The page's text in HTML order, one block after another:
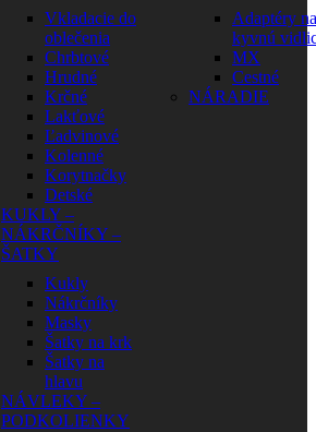
Vkladacie do
oblečenia
Chrbtové
Hrudné
Krčné
Lakťové
Ľadvinové
Kolenné
Korytnačky
Detské
KUKLY –
NÁKRČNÍKY –
ŠATKY
Kukly
Nákrčníky
Masky
Šatky na krk
Šatky na
hlavu
NÁVLEKY –
PODKOLIENKY
Adaptéry na
kyvnú
MX
Cestné
NÁRADIE